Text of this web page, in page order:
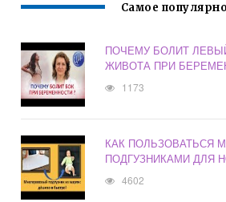
Самое
ПОЧЕМУ БОЛИТ
ЖИВОТА ПРИ
1173
КАК ПОЛЬЗОВАТЬСЯ
ПОДГУЗНИКАМИ ДЛЯ
4602